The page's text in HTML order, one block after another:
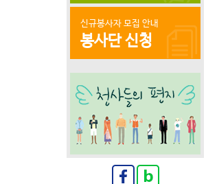
신규봉사자 모집 안내
봉사단 신청